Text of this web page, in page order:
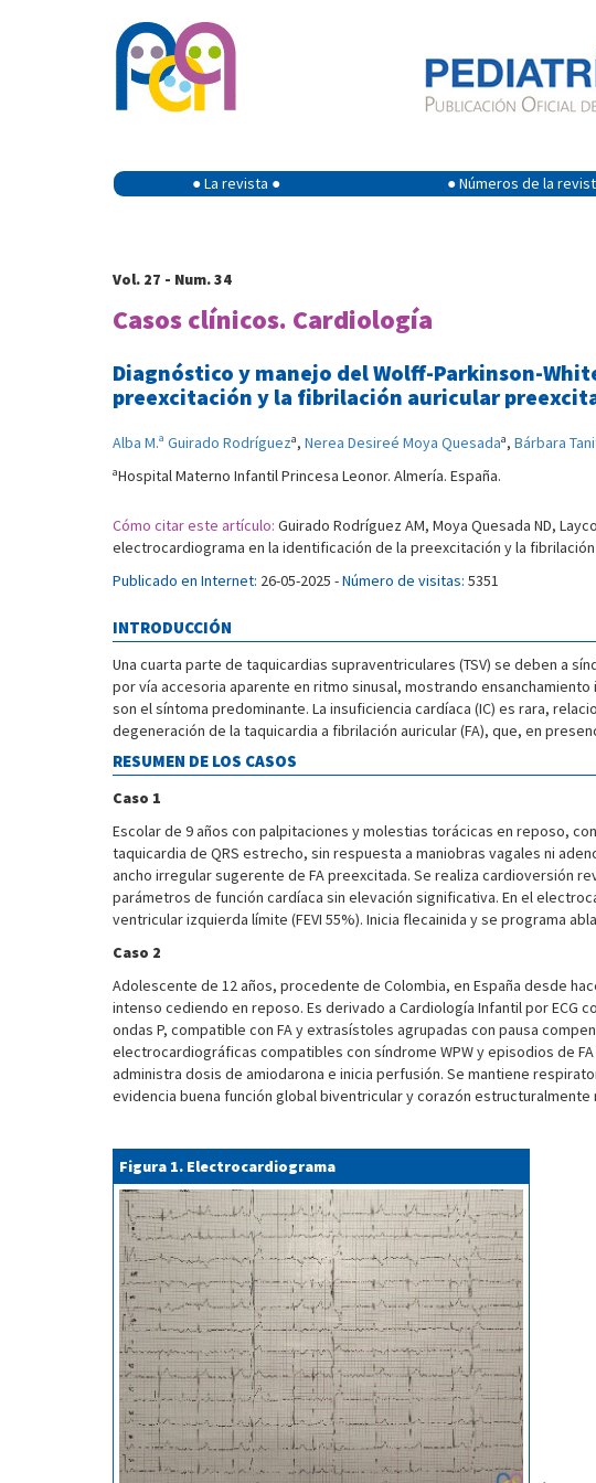
● La revista ● ● Números de la
Vol. 27 - Num. 34
Casos clínicos. Cardiología
Diagnóstico y manejo del Wolff-Parkinson-
preexcitación y la fibrilación auricular
Alba M.ª Guirado Rodrígueza, Nerea Desireé Moya Quesadaa, Bárbara
aHospital Materno Infantil Princesa Leonor. Almería. España.
Cómo citar este artículo: Guirado Rodríguez AM, Moya Quesada ND,
electrocardiograma en la identificación de la preexcitación y la
Publicado en Internet: 26-05-2025 -Número de visitas: 5351
INTRODUCCIÓN
Una cuarta parte de taquicardias supraventriculares (TSV) se deben a
por vía accesoria aparente en ritmo sinusal, mostrando
son el síntoma predominante. La insuficiencia cardíaca (IC) es rara,
degeneración de la taquicardia a fibrilación auricular (FA), que, en
RESUMEN DE LOS CASOS
Caso 1
Escolar de 9 años con palpitaciones y molestias torácicas en reposo,
taquicardia de QRS estrecho, sin respuesta a maniobras vagales ni
ancho irregular sugerente de FA preexcitada. Se realiza cardioversión
parámetros de función cardíaca sin elevación significativa. En el
ventricular izquierda límite (FEVI 55%). Inicia flecainida y se programa
Caso 2
Adolescente de 12 años, procedente de Colombia, en España desde
intenso cediendo en reposo. Es derivado a Cardiología Infantil por ECG
ondas P, compatible con FA y extrasístoles agrupadas con pausa
electrocardiográficas compatibles con síndrome WPW y episodios de
administra dosis de amiodarona e inicia perfusión. Se mantiene
evidencia buena función global biventricular y corazón
Figura 1. Electrocardiograma